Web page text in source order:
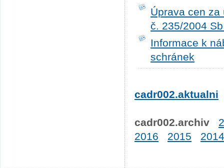
Úprava cen
č. 235/2004
Informace k
schránek
cadr002.aktualni
cadr002.archiv
2016
2015 2014